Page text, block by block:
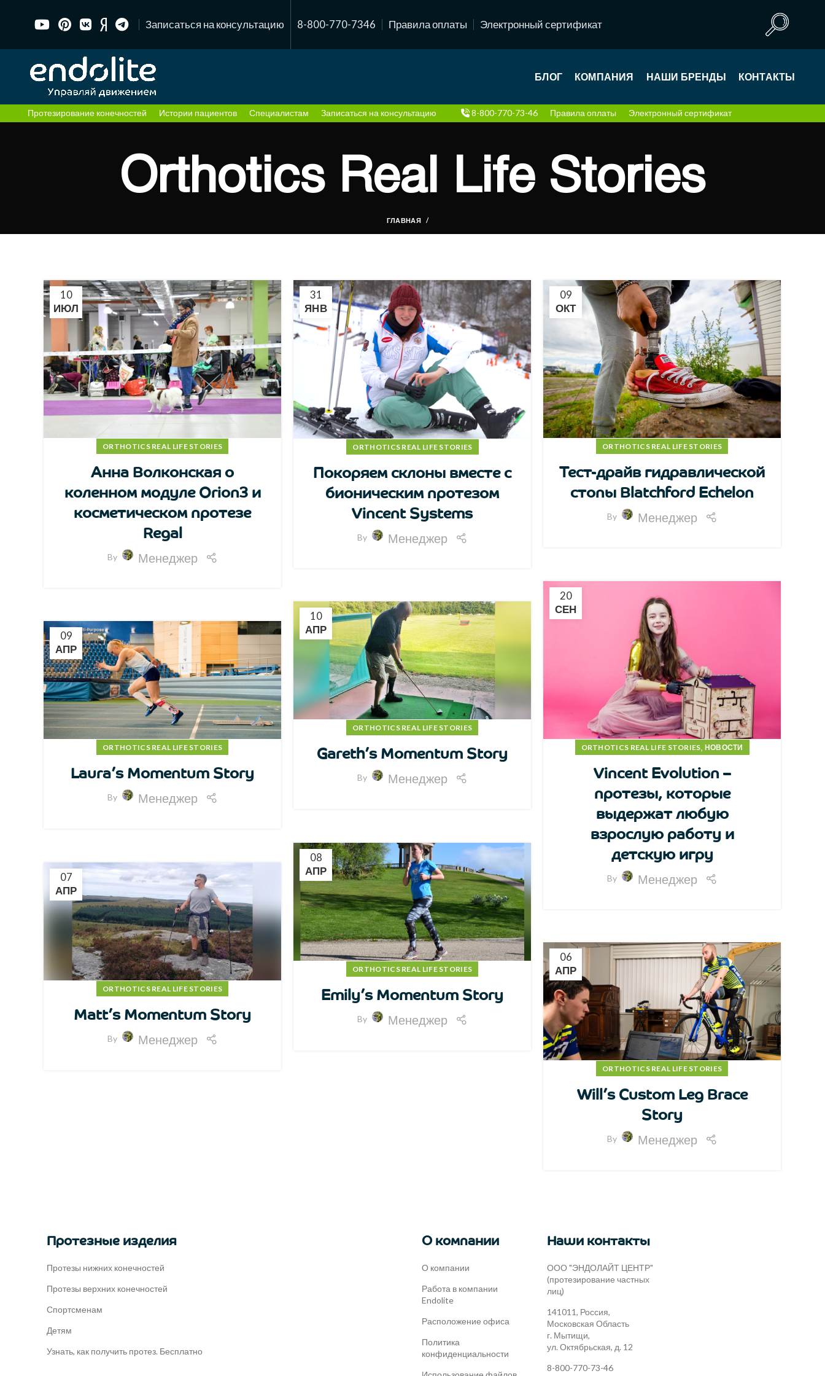
Записаться на консультацию 8-800-770-7346 Правила оплаты Электронный сертификат
БЛОГ КОМПАНИЯ НАШИ БРЕНДЫ КОНТАКТЫ
Протезирование конечностей Истории пациентов Специалистам Записаться на консультацию 8-800-770-73-46 Правила оплаты Электронный сертификат
Orthotics Real Life Stories
ГЛАВНАЯ
10
ИЮЛ
ORTHOTICS REAL LIFE STORIES
Анна Волконская о
коленном модуле Orion3 и
косметическом протезе
Regal
By Менеджер
31
ЯНВ
ORTHOTICS REAL LIFE STORIES
Покоряем склоны вместе с
бионическим протезом
Vincent Systems
By Менеджер
09
ОКТ
ORTHOTICS REAL LIFE STORIES
Тест-драйв гидравлической
стопы Blatchford Echelon
By Менеджер
20
СЕН
ORTHOTICS REAL LIFE STORIES, НОВОСТИ
Vincent Evolution –
протезы, которые
выдержат любую
взрослую работу и
детскую игру
By Менеджер
10
АПР
ORTHOTICS REAL LIFE STORIES
Gareth’s Momentum Story
By Менеджер
09
АПР
ORTHOTICS REAL LIFE STORIES
Laura’s Momentum Story
By Менеджер
08
АПР
ORTHOTICS REAL LIFE STORIES
Emily’s Momentum Story
By Менеджер
07
АПР
ORTHOTICS REAL LIFE STORIES
Matt’s Momentum Story
By Менеджер
06
АПР
ORTHOTICS REAL LIFE STORIES
Will’s Custom Leg Brace
Story
By Менеджер
Протезные изделия
Протезы нижних конечностей
Протезы верхних конечностей
Спортсменам
Детям
Узнать, как получить протез. Бесплатно
О компании
О компании
Работа в компании
Endolite
Расположение офиса
Политика
конфиденциальности
Наши контакты
ООО "ЭНДОЛАЙТ ЦЕНТР"
(протезирование частных
лиц)
141011, Россия,
Московская Область
г. Мытищи,
ул. Октябрьская, д. 12
8-800-770-73-46